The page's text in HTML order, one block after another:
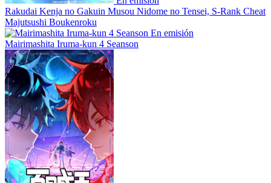
Rakudai Kenja no Gakuin Musou Nidome no Tensei, S-Rank Cheat
Majutsushi Boukenroku
En emisión
Mairimashita Iruma-kun 4 Seanson